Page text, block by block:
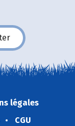
légales
CGU